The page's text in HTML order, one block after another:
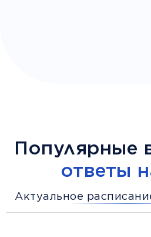
Популярные
ответы
Актуальное